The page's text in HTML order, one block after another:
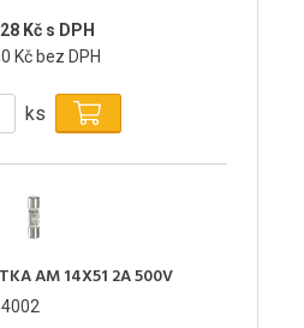
Kč s DPH
Kč bez DPH
ks
AM 14X51 2A 500V